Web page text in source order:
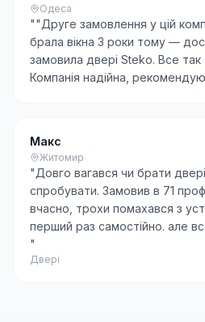
Одеса
""Друге замовлення у цій
брала вікна 3 роки тому —
замовила двері Steko. Все так
Компанія надійна,
Макс
Житомир
"Довго вагався чи брати
спробувати. Замовив в 71
вчасно, трохи помахався з
перший раз самостійно. але
"
Двері